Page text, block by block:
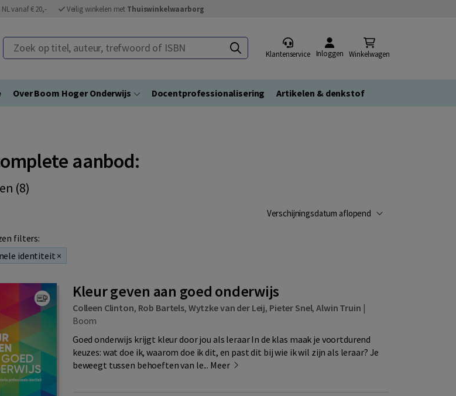
NL vanaf € 20,- Veilig winkelen met Thuiswinkelwaarborg
Zoek op titel, auteur, trefwoord of ISBN
Klantenservice Inloggen Winkelwagen
Over Boom Hoger Onderwijs Docentprofessionalisering Artikelen & denkstof
aanbod:
(8)
Verschijningsdatum aflopend
filters:
identiteit ×
Kleur geven aan goed onderwijs
Colleen Clinton, Rob Bartels, Wytzke van der Leij, Pieter Snel,Alwin Truin |
Boom
Goed onderwijs krijgt kleur door jou als leraar In de klas maak je voortdurend
keuzes: wat doe ik, waarom doe ik dit, en past dit bij wie ik wil zijn als leraar? Je
beweegt tussen behoeften van le... Meer